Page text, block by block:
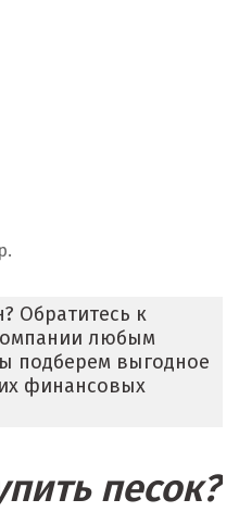
Обратитесь к
любым
подберем выгодное
финансовых
песок?